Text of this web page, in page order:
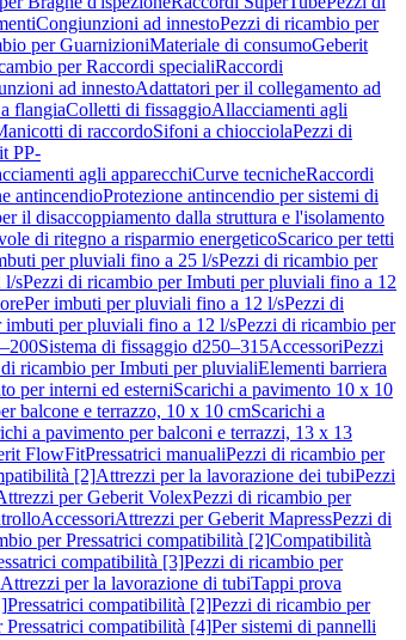
Congiunzioni ad innestoPezzi di ricambio per
per GuarnizioniMateriale di consumoGeberit
per Raccordi specialiRaccordi
ad innestoAdattatori per il collegamento ad
flangiaColletti di fissaggioAllacciamenti agli
di raccordoSifoni a chiocciolaPezzi di
PP-
agli apparecchiCurve tecnicheRaccordi
antincendioProtezione antincendio per sistemi di
il disaccoppiamento dalla struttura e l'isolamento
di ritegno a risparmio energeticoScarico per tetti
per pluviali fino a 25 l/sPezzi di ricambio per
l/sPezzi di ricambio per Imbuti per pluviali fino a 12
Per imbuti per pluviali fino a 12 l/sPezzi di
imbuti per pluviali fino a 12 l/sPezzi di ricambio per
Sistema di fissaggio d250–315AccessoriPezzi
ricambio per Imbuti per pluvialiElementi barriera
per interni ed esterniScarichi a pavimento 10 x 10
balcone e terrazzo, 10 x 10 cmScarichi a
a pavimento per balconi e terrazzi, 13 x 13
FlowFitPressatrici manualiPezzi di ricambio per
[2]Attrezzi per la lavorazione dei tubiPezzi
per Geberit VolexPezzi di ricambio per
AccessoriAttrezzi per Geberit MapressPezzi di
per Pressatrici compatibilità [2]Compatibilità
compatibilità [3]Pezzi di ricambio per
per la lavorazione di tubiTappi prova
Pressatrici compatibilità [2]Pezzi di ricambio per
Pressatrici compatibilità [4]Per sistemi di pannelli